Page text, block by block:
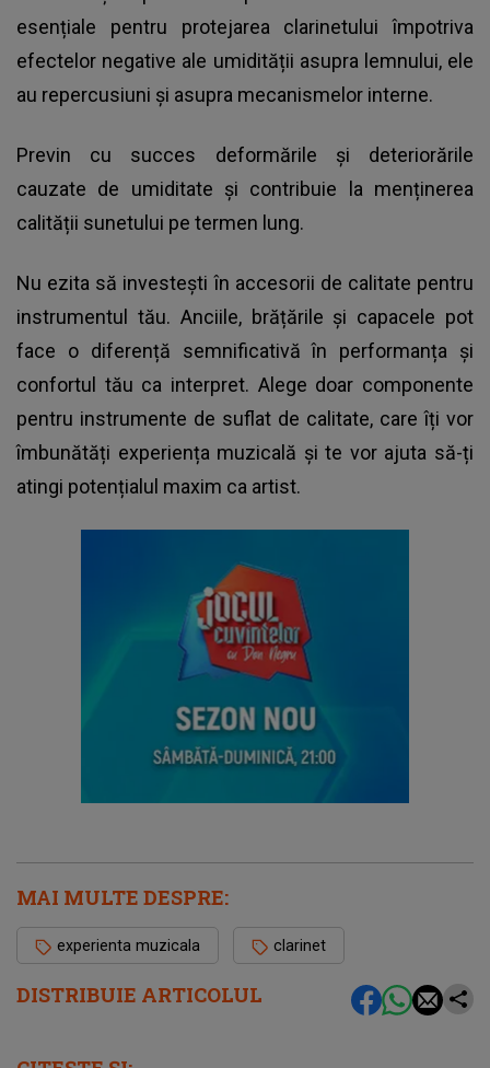
DISTRIBUIE ARTICOLUL
esențiale pentru protejarea clarinetului împotriva
efectelor negative ale umidității asupra lemnului, ele
au repercusiuni și asupra mecanismelor interne.
Previn cu succes deformările și deteriorările
cauzate de umiditate și contribuie la menținerea
calității sunetului pe termen lung.
Nu ezita să investești în accesorii de calitate pentru
instrumentul tău. Anciile, brățările și capacele pot
face o diferență semnificativă în performanța și
confortul tău ca interpret. Alege doar componente
pentru instrumente de suflat de calitate, care îți vor
îmbunătăți experiența muzicală și te vor ajuta să-ți
atingi potențialul maxim ca artist.
MAI MULTE DESPRE:
experienta muzicala clarinet